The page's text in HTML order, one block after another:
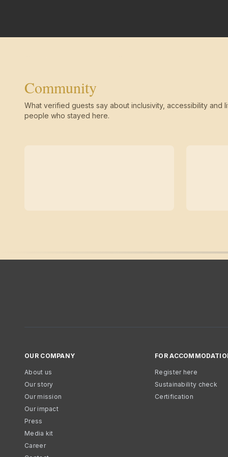
Community
What verified guests say about inclusivity, accessibility and
people who stayed here.
OUR COMPANY
About us
Our story
Our mission
Our impact
Press
Media kit
Career
FOR
Register here
Sustainability check
Certification